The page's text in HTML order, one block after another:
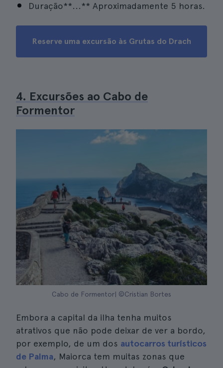
Duração**...** Aproximadamente 5 horas.
Reserve uma excursão às Grutas do Drach
4. Excursões ao Cabo de
Formentor
Cabo de Formentor| ©Cristian Bortes
Embora a capital da ilha tenha muitos
atrativos que não pode deixar de ver a bordo,
por exemplo, de um dos autocarros turísticos
de Palma, Maiorca tem muitas zonas que